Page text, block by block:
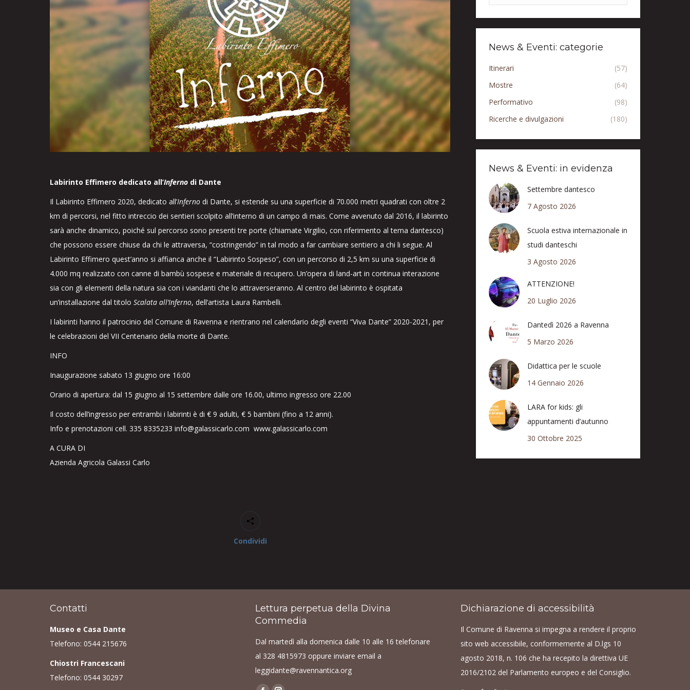
Labirinto Effimero dedicato all’Inferno di Dante
Il Labirinto Effimero 2020, dedicato all’Inferno di Dante, si estende su una superficie di 70.000 metri quadrati con oltre 2
km di percorsi, nel fitto intreccio dei sentieri scolpito all’interno di un campo di mais. Come avvenuto dal 2016, il labirinto
sarà anche dinamico, poiché sul percorso sono presenti tre porte (chiamate Virgilio, con riferimento al tema dantesco)
che possono essere chiuse da chi le attraversa, “costringendo” in tal modo a far cambiare sentiero a chi li segue. Al
Labirinto Effimero quest’anno si affianca anche il “Labirinto Sospeso”, con un percorso di 2,5 km su una superficie di
4.000 mq realizzato con canne di bambù sospese e materiale di recupero. Un’opera di land-art in continua interazione
sia con gli elementi della natura sia con i viandanti che lo attraverseranno. Al centro del labirinto è ospitata
un’installazione dal titolo Scalata all’Inferno, dell’artista Laura Rambelli.
I labirinti hanno il patrocinio del Comune di Ravenna e rientrano nel calendario degli eventi “Viva Dante” 2020-2021, per
le celebrazioni del VII Centenario della morte di Dante.
INFO
Inaugurazione sabato 13 giugno ore 16:00
Orario di apertura: dal 15 giugno al 15 settembre dalle ore 16.00, ultimo ingresso ore 22.00
Il costo dell’ingresso per entrambi i labirinti è di € 9 adulti, € 5 bambini (fino a 12 anni).
Info e prenotazioni cell. 335 8335233 info@galassicarlo.com www.galassicarlo.com
A CURA DI
Azienda Agricola Galassi Carlo
Condividi
News & Eventi: categorie
Itinerari
(57)
Mostre
(64)
Performativo
(98)
Ricerche e divulgazioni
(180)
News & Eventi: in evidenza
Settembre dantesco
7 Agosto 2026
Scuola estiva internazionale in
studi danteschi
3 Agosto 2026
ATTENZIONE!
20 Luglio 2026
Dantedì 2026 a Ravenna
5 Marzo 2026
Didattica per le scuole
14 Gennaio 2026
LARA for kids: gli
appuntamenti d’autunno
30 Ottobre 2025
Contatti
Museo e Casa Dante
Telefono: 0544 215676
Chiostri Francescani
Telefono: 0544 30297
Lettura perpetua della Divina
Commedia
Dal martedì alla domenica dalle 10 alle 16 telefonare
al 328 4815973 oppure inviare email a
leggidante@ravennantica.org
Dichiarazione di accessibilità
Il Comune di Ravenna si impegna a rendere il proprio
sito web accessibile, conformemente al D.lgs 10
agosto 2018, n. 106 che ha recepito la direttiva UE
2016/2102 del Parlamento europeo e del Consiglio.